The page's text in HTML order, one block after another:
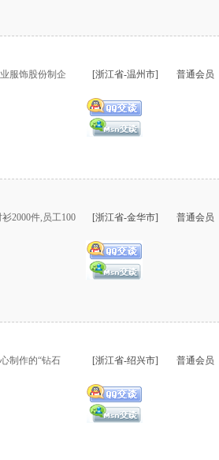
服饰股份制企
[浙江省-温州市] 普通会员
2000件,员工100
[浙江省-金华市] 普通会员
制作的“钻石
[浙江省-绍兴市] 普通会员